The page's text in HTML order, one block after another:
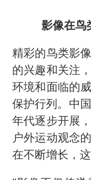
影像在鸟
精彩的鸟类影
的兴趣和关注
环境和面临的
保护行列。中
年代逐步开展
户外运动观念
在不断增长，